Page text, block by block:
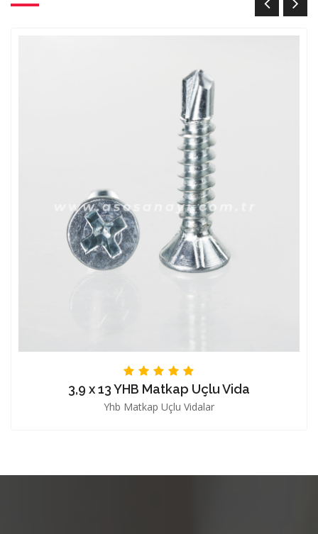
3,9 x 13 YHB Matkap Uçlu Vida
Yhb Matkap Uçlu Vidalar